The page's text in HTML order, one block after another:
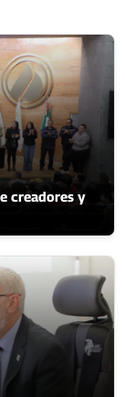
creadores y